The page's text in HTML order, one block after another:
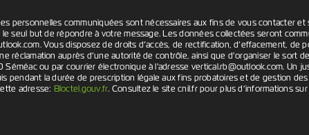
personnelles communiquées sont nécessaires aux fins de vous contacter
le seul but de répondre à votre message. Les données collectées seront
Vous disposez de droits d’accès, de rectification, d’effacement,
réclamation auprès d’une autorité de contrôle, ainsi que d’organiser le
Séméac ou par courrier électronique à l'adresse vertical.rb@outlook.com.
pendant la durée de prescription légale aux fins probatoires et de gestion
adresse: Bloctel.gouv.fr. Consultez le site cnil.fr pour plus d’informations